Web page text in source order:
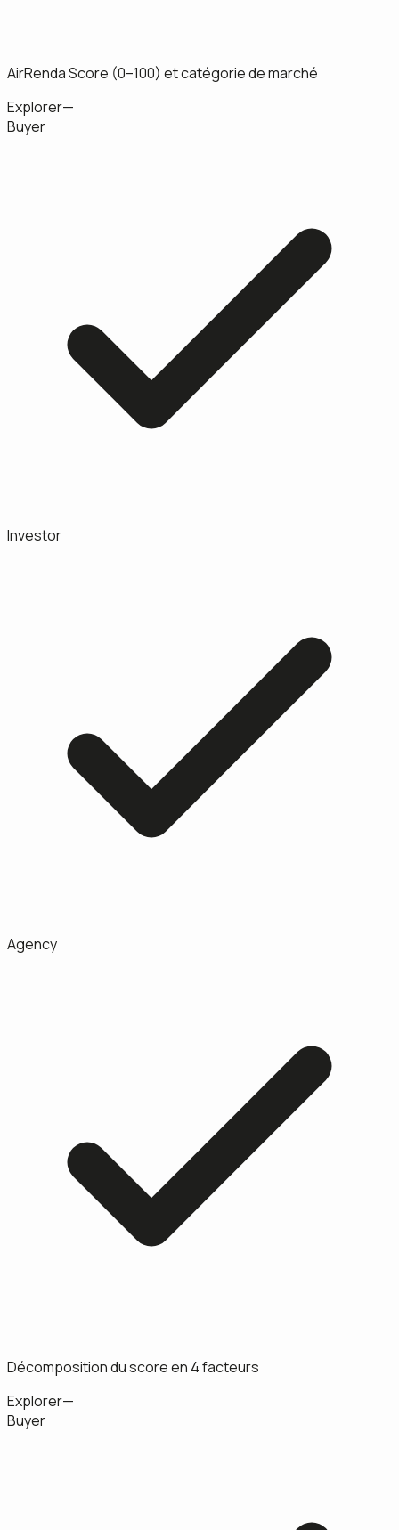
AirRenda Score (0–100) et catégorie de marché
Explorer—
Buyer
Investor
Agency
Décomposition du score en 4 facteurs
Explorer—
Buyer